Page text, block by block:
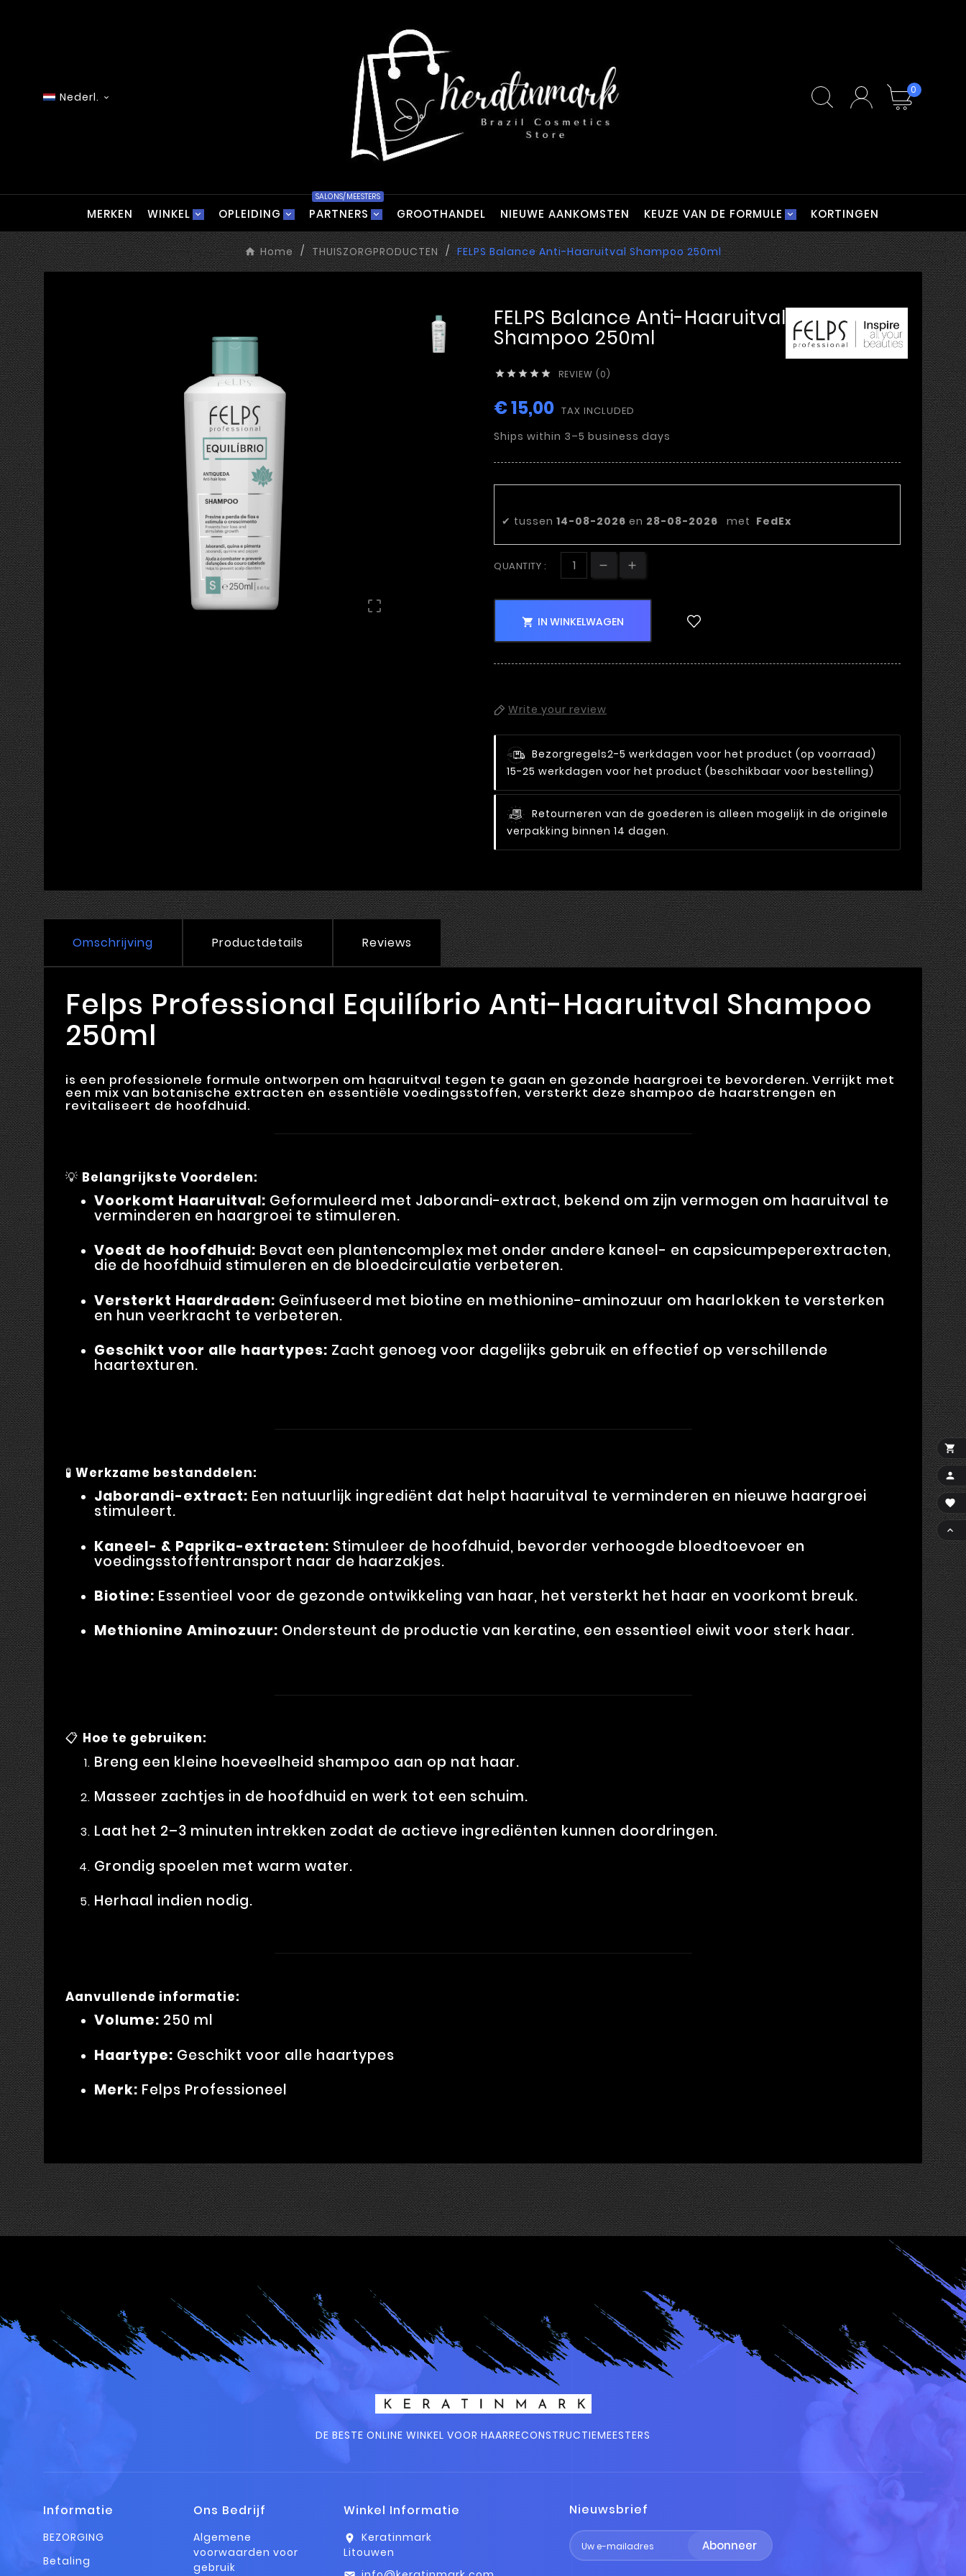
Nederl. 
0
MERKEN WINKEL OPLEIDING PARTNERS
SALONS/MEESTERS
GROOTHANDEL NIEUWE AANKOMSTEN KEUZE VAN DE FORMULE KORTINGEN
Home THUISZORGPRODUCTEN FELPS Balance Anti-Haaruitval Shampoo 250ml

FELPS Balance Anti-Haaruitval
Shampoo 250ml
     REVIEW (0)
€ 15,00 TAX INCLUDED
Ships within 3–5 business days
✔ tussen 14-08-2026 en 28-08-2026 met FedEx
QUANTITY :
 IN WINKELWAGEN
Write your review
Bezorgregels2-5 werkdagen voor het product (op voorraad)
15-25 werkdagen voor het product (beschikbaar voor bestelling)
Retourneren van de goederen is alleen mogelijk in de originele
verpakking binnen 14 dagen.
Omschrijving Productdetails Reviews
Felps Professional Equilíbrio Anti-Haaruitval Shampoo
250ml
is een professionele formule ontworpen om haaruitval tegen te gaan en gezonde haargroei te bevorderen. Verrijkt met
een mix van botanische extracten en essentiële voedingsstoffen, versterkt deze shampoo de haarstrengen en
revitaliseert de hoofdhuid.
💡 Belangrijkste Voordelen:
Voorkomt Haaruitval: Geformuleerd met Jaborandi-extract, bekend om zijn vermogen om haaruitval te
verminderen en haargroei te stimuleren.
Voedt de hoofdhuid: Bevat een plantencomplex met onder andere kaneel- en capsicumpeperextracten,
die de hoofdhuid stimuleren en de bloedcirculatie verbeteren.
Versterkt Haardraden: Geïnfuseerd met biotine en methionine-aminozuur om haarlokken te versterken
en hun veerkracht te verbeteren.
Geschikt voor alle haartypes: Zacht genoeg voor dagelijks gebruik en effectief op verschillende
haartexturen.
🧪 Werkzame bestanddelen:
Jaborandi-extract: Een natuurlijk ingrediënt dat helpt haaruitval te verminderen en nieuwe haargroei
stimuleert.
Kaneel- & Paprika-extracten: Stimuleer de hoofdhuid, bevorder verhoogde bloedtoevoer en
voedingsstoffentransport naar de haarzakjes.
Biotine: Essentieel voor de gezonde ontwikkeling van haar, het versterkt het haar en voorkomt breuk.
Methionine Aminozuur: Ondersteunt de productie van keratine, een essentieel eiwit voor sterk haar.
📋 Hoe te gebruiken:
Breng een kleine hoeveelheid shampoo aan op nat haar.
Masseer zachtjes in de hoofdhuid en werk tot een schuim.
Laat het 2–3 minuten intrekken zodat de actieve ingrediënten kunnen doordringen.
Grondig spoelen met warm water.
Herhaal indien nodig.
Aanvullende informatie:
Volume: 250 ml
Haartype: Geschikt voor alle haartypes
Merk: Felps Professioneel
DE BESTE ONLINE WINKEL VOOR HAARRECONSTRUCTIEMEESTERS
Informatie
BEZORGING
Betaling
Ons Bedrijf
Algemene
voorwaarden voor
gebruik
Winkel Informatie
location_on
Keratinmark
Litouwen
Nieuwsbrief
Abonneer



